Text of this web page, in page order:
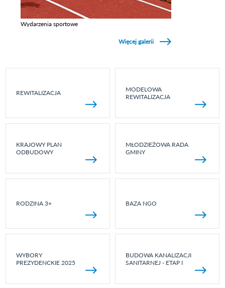
Wydarzenia sportowe
Więcej galerii
REWITALIZACJA
MODELOWA
REWITALIZACJA
KRAJOWY PLAN
ODBUDOWY
MŁODZIEŻOWA RADA
GMINY
RODZINA 3+ BAZA NGO
WYBORY
PREZYDENCKIE 2025
BUDOWA KANALIZACJI
SANITARNEJ - ETAP I